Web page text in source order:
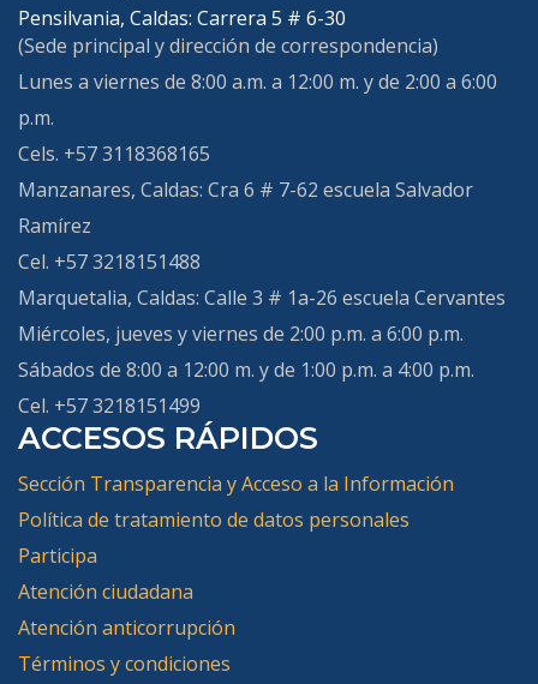
Pensilvania, Caldas: Carrera 5 # 6-30
(Sede principal y dirección de correspondencia)
Lunes a viernes de 8:00 a.m. a 12:00 m. y de 2:00 a 6:00
p.m.
Cels. +57 3118368165
Manzanares, Caldas: Cra 6 # 7-62 escuela Salvador
Ramírez
Cel. +57 3218151488
Marquetalia, Caldas: Calle 3 # 1a-26 escuela Cervantes
Miércoles, jueves y viernes de 2:00 p.m. a 6:00 p.m.
Sábados de 8:00 a 12:00 m. y de 1:00 p.m. a 4:00 p.m.
Cel. +57 3218151499
ACCESOS RÁPIDOS
Sección Transparencia y Acceso a la Información
Política de tratamiento de datos personales
Participa
Atención ciudadana
Atención anticorrupción
Términos y condiciones